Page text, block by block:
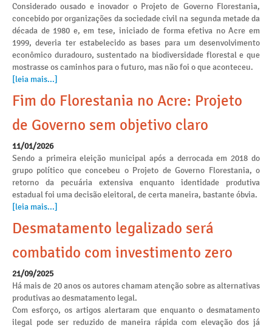
Considerado ousado e inovador o Projeto de Governo Florestania,
concebido por organizações da sociedade civil na segunda metade da
década de 1980 e, em tese, iniciado de forma efetiva no Acre em
1999, deveria ter estabelecido as bases para um desenvolvimento
econômico duradouro, sustentado na biodiversidade florestal e que
mostrasse os caminhos para o futuro, mas não foi o que aconteceu.
[leia mais...]
Fim do Florestania no Acre: Projeto
de Governo sem objetivo claro
11/01/2026
Sendo a primeira eleição municipal após a derrocada em 2018 do
grupo político que concebeu o Projeto de Governo Florestania, o
retorno da pecuária extensiva enquanto identidade produtiva
estadual foi uma decisão eleitoral, de certa maneira, bastante óbvia.
[leia mais...]
Desmatamento legalizado será
combatido com investimento zero
21/09/2025
Há mais de 20 anos os autores chamam atenção sobre as alternativas
produtivas ao desmatamento legal.
Com esforço, os artigos alertaram que enquanto o desmatamento
ilegal pode ser reduzido de maneira rápida com elevação dos já